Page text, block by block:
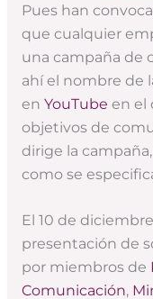
Pues han
que cualquier
una campaña de
ahí el nombre de
en YouTube en el
objetivos de
dirige la
como se
El 10 de
presentación de
por miembros de
Comunicación,